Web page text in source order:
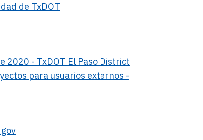
de TxDOT
2020 - TxDOT El Paso District
para usuarios externos -